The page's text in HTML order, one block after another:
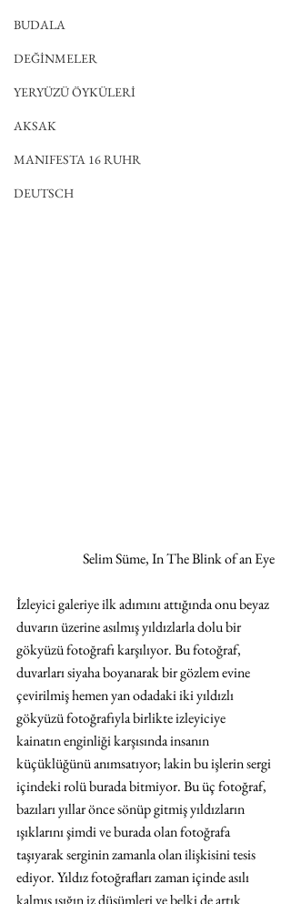
BUDALA
DEĞİNMELER
YERYÜZÜ ÖYKÜLERİ
AKSAK
MANIFESTA 16 RUHR
DEUTSCH
Selim Süme, In The Blink of an Eye
İzleyici galeriye ilk adımını attığında onu beyaz
duvarın üzerine asılmış yıldızlarla dolu bir
gökyüzü fotoğrafı karşılıyor. Bu fotoğraf,
duvarları siyaha boyanarak bir gözlem evine
çevirilmiş hemen yan odadaki iki yıldızlı
gökyüzü fotoğrafıyla birlikte izleyiciye
kainatın enginliği karşısında insanın
küçüklüğünü anımsatıyor; lakin bu işlerin sergi
içindeki rolü burada bitmiyor. Bu üç fotoğraf,
bazıları yıllar önce sönüp gitmiş yıldızların
ışıklarını şimdi ve burada olan fotoğrafa
taşıyarak serginin zamanla olan ilişkisini tesis
ediyor. Yıldız fotoğrafları zaman içinde asılı
kalmış ışığın iz düşümleri ve belki de artık